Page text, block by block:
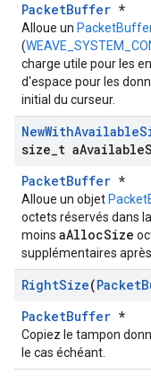
PacketBuffer *
Alloue un
(
charge utile pour les
d'espace pour les
initial du curseur.
NewWithAvailable
size t aAvailable
PacketBuffer *
Alloue un objet
octets réservés dans
moins aAllocSize
supplémentaires
RightSize(Packet
PacketBuffer *
Copiez le tampon
le cas échéant.